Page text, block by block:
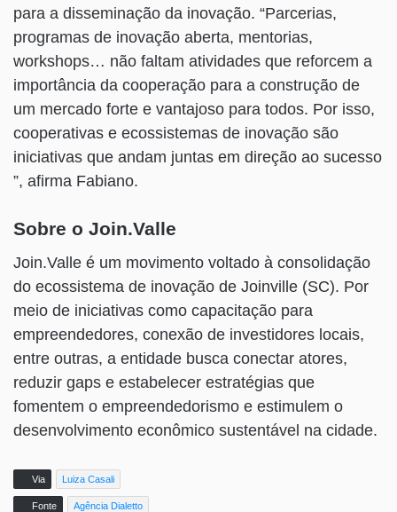
para a disseminação da inovação. “Parcerias,
programas de inovação aberta, mentorias,
workshops… não faltam atividades que reforcem a
importância da cooperação para a construção de
um mercado forte e vantajoso para todos. Por isso,
cooperativas e ecossistemas de inovação são
iniciativas que andam juntas em direção ao sucesso
”, afirma Fabiano.
Sobre o Join.Valle
Join.Valle é um movimento voltado à consolidação
do ecossistema de inovação de Joinville (SC). Por
meio de iniciativas como capacitação para
empreendedores, conexão de investidores locais,
entre outras, a entidade busca conectar atores,
reduzir gaps e estabelecer estratégias que
fomentem o empreendedorismo e estimulem o
desenvolvimento econômico sustentável na cidade.
Via Luiza Casali
Fonte Agência Dialetto